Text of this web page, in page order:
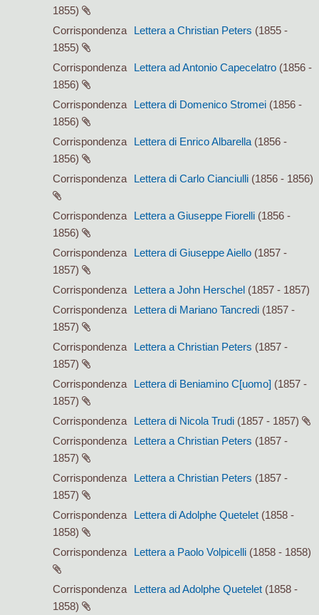
1855)
Corrispondenza
Lettera a Christian Peters (1855 -
1855)
Corrispondenza
Lettera ad Antonio Capecelatro (1856 -
1856)
Corrispondenza
Lettera di Domenico Stromei (1856 -
1856)
Corrispondenza
Lettera di Enrico Albarella (1856 -
1856)
Corrispondenza
Lettera di Carlo Cianciulli (1856 - 1856)
Corrispondenza Lettera a Giuseppe Fiorelli (1856 -
1856)
Corrispondenza
Lettera di Giuseppe Aiello (1857 -
1857)
Corrispondenza
Lettera a John Herschel (1857 - 1857)
Corrispondenza
Lettera di Mariano Tancredi (1857 -
1857)
Corrispondenza
Lettera a Christian Peters (1857 -
1857)
Corrispondenza
Lettera di Beniamino C[uomo] (1857 -
1857)
Corrispondenza
Lettera di Nicola Trudi (1857 - 1857)
Corrispondenza
Lettera a Christian Peters (1857 -
1857)
Corrispondenza
Lettera a Christian Peters (1857 -
1857)
Corrispondenza
Lettera di Adolphe Quetelet (1858 -
1858)
Corrispondenza
Lettera a Paolo Volpicelli (1858 - 1858)
Corrispondenza Lettera ad Adolphe Quetelet (1858 -
1858)